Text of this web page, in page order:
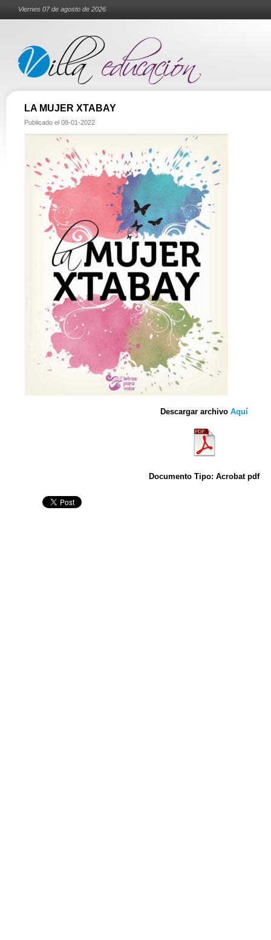
Viernes 07 de agosto de 2026
LA MUJER XTABAY
Publicado el 08-01-2022
Descargar archivo Aquí
Documento Tipo: Acrobat pdf